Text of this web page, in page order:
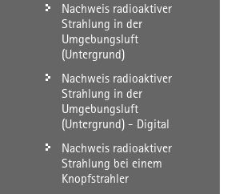
Nachweis radioaktiver
Strahlung in der
Umgebungsluft
(Untergrund)
Nachweis radioaktiver
Strahlung in der
Umgebungsluft
(Untergrund) - Digital
Nachweis radioaktiver
Strahlung bei einem
Knopfstrahler